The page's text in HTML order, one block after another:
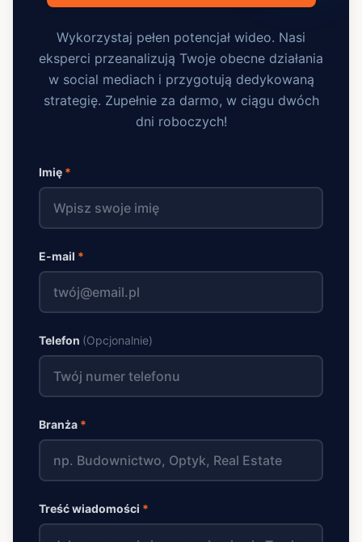
Wykorzystaj pełen potencjał wideo. Nasi
eksperci przeanalizują Twoje obecne działania
w social mediach i przygotują dedykowaną
strategię. Zupełnie za darmo, w ciągu dwóch
dni roboczych!
Imię *
E-mail *
Telefon (Opcjonalnie)
Branża *
Treść wiadomości *